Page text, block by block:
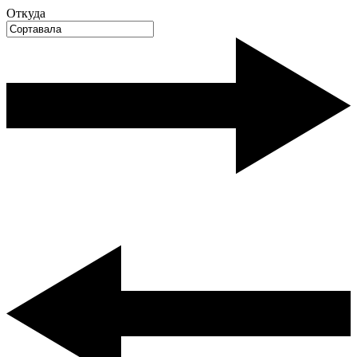
Откуда